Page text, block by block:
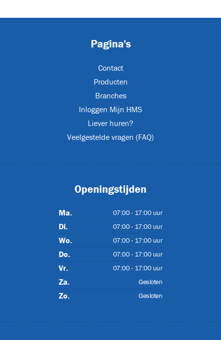
Pagina's
Contact
Producten
Branches
Inloggen Mijn HMS
Liever huren?
Veelgestelde vragen (FAQ)
Openingstijden
Ma. 07:00 - 17:00 uur
Di. 07:00 - 17:00 uur
Wo. 07:00 - 17:00 uur
Do. 07:00 - 17:00 uur
Vr. 07:00 - 17:00 uur
Za. Gesloten
Zo. Gesloten